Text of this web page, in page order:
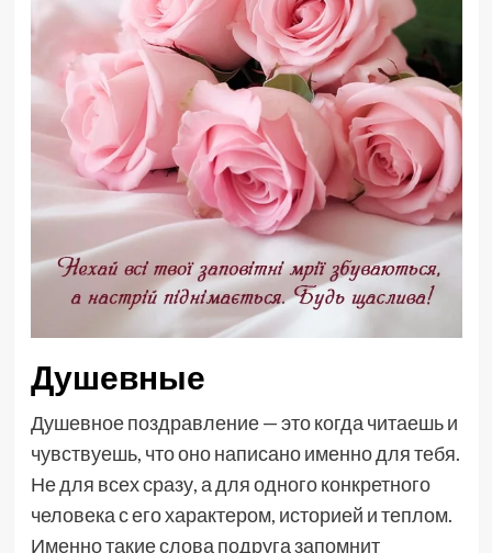
Душевные
Душевное поздравление — это когда читаешь и
чувствуешь, что оно написано именно для тебя.
Не для всех сразу, а для одного конкретного
человека с его характером, историей и теплом.
Именно такие слова подруга запомнит